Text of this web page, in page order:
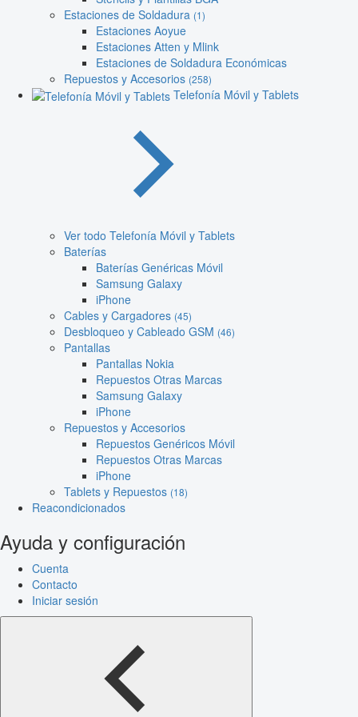
Estaciones de Soldadura (1)
Estaciones Aoyue
Estaciones Atten y Mlink
Estaciones de Soldadura Económicas
Repuestos y Accesorios (258)
Telefonía Móvil y Tablets
Ver todo Telefonía Móvil y Tablets
Baterías
Baterías Genéricas Móvil
Samsung Galaxy
iPhone
Cables y Cargadores (45)
Desbloqueo y Cableado GSM (46)
Pantallas
Pantallas Nokia
Repuestos Otras Marcas
Samsung Galaxy
iPhone
Repuestos y Accesorios
Repuestos Genéricos Móvil
Repuestos Otras Marcas
iPhone
Tablets y Repuestos (18)
Reacondicionados
Ayuda y configuración
Cuenta
Contacto
Iniciar sesión